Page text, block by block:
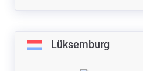
Lüksemburg